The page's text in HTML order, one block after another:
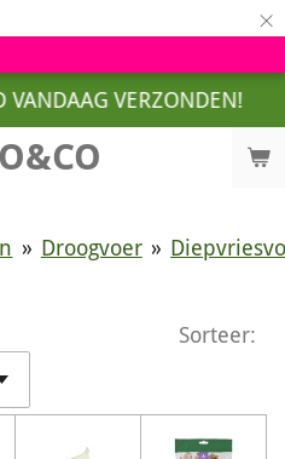
×
VANDAAG VERZONDEN!
» Droogvoer »
Sorteer: